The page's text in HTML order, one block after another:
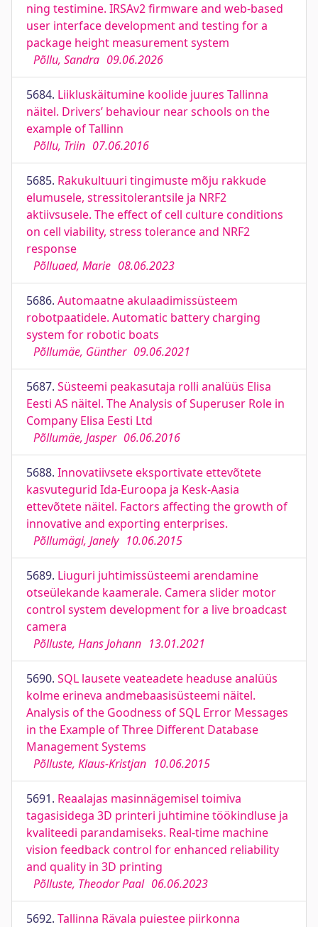
ning testimine. IRSAv2 firmware and web-based
user interface development and testing for a
package height measurement system
Põllu, Sandra 09.06.2026
5684. Liikluskäitumine koolide juures Tallinna
näitel. Drivers’ behaviour near schools on the
example of Tallinn
Põllu, Triin 07.06.2016
5685. Rakukultuuri tingimuste mõju rakkude
elumusele, stressitolerantsile ja NRF2
aktiivsusele. The effect of cell culture conditions
on cell viability, stress tolerance and NRF2
response
Põlluaed, Marie 08.06.2023
5686. Automaatne akulaadimissüsteem
robotpaatidele. Automatic battery charging
system for robotic boats
Põllumäe, Günther 09.06.2021
5687. Süsteemi peakasutaja rolli analüüs Elisa
Eesti AS näitel. The Analysis of Superuser Role in
Company Elisa Eesti Ltd
Põllumäe, Jasper 06.06.2016
5688. Innovatiivsete eksportivate ettevõtete
kasvutegurid Ida-Euroopa ja Kesk-Aasia
ettevõtete näitel. Factors affecting the growth of
innovative and exporting enterprises.
Põllumägi, Janely 10.06.2015
5689. Liuguri juhtimissüsteemi arendamine
otseülekande kaamerale. Camera slider motor
control system development for a live broadcast
camera
Põlluste, Hans Johann 13.01.2021
5690. SQL lausete veateadete headuse analüüs
kolme erineva andmebaasisüsteemi näitel.
Analysis of the Goodness of SQL Error Messages
in the Example of Three Different Database
Management Systems
Põlluste, Klaus-Kristjan 10.06.2015
5691. Reaalajas masinnägemisel toimiva
tagasisidega 3D printeri juhtimine töökindluse ja
kvaliteedi parandamiseks. Real-time machine
vision feedback control for enhanced reliability
and quality in 3D printing
Põlluste, Theodor Paal 06.06.2023
5692. Tallinna Rävala puiestee piirkonna